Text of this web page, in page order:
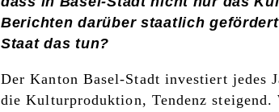
Berichten darüber staatlich
Staat das tun?
Der Kanton Basel-Stadt investiert jedes
die Kulturproduktion, Tendenz